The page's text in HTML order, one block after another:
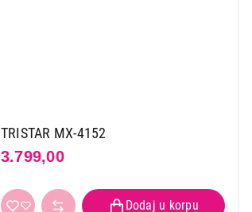
TRISTAR MX-4152
3.799,00